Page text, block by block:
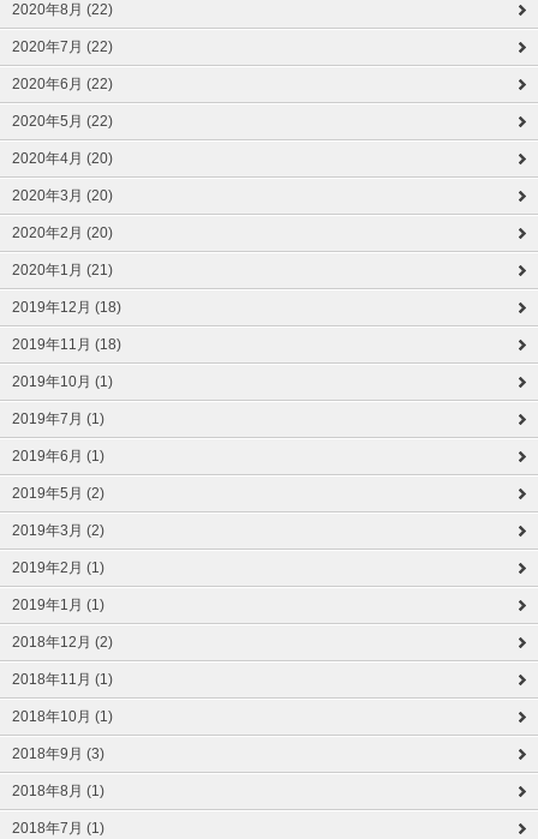
2020年8月 (22)
2020年7月 (22)
2020年6月 (22)
2020年5月 (22)
2020年4月 (20)
2020年3月 (20)
2020年2月 (20)
2020年1月 (21)
2019年12月 (18)
2019年11月 (18)
2019年10月 (1)
2019年7月 (1)
2019年6月 (1)
2019年5月 (2)
2019年3月 (2)
2019年2月 (1)
2019年1月 (1)
2018年12月 (2)
2018年11月 (1)
2018年10月 (1)
2018年9月 (3)
2018年8月 (1)
2018年7月 (1)